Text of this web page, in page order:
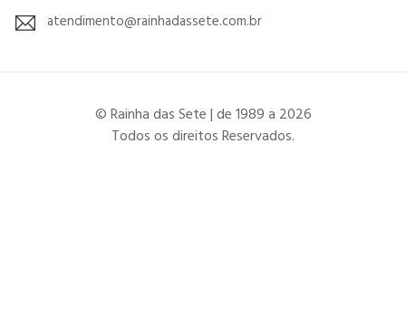
atendimento@rainhadassete.com.br
© Rainha das Sete | de 1989 a 2026
Todos os direitos Reservados.